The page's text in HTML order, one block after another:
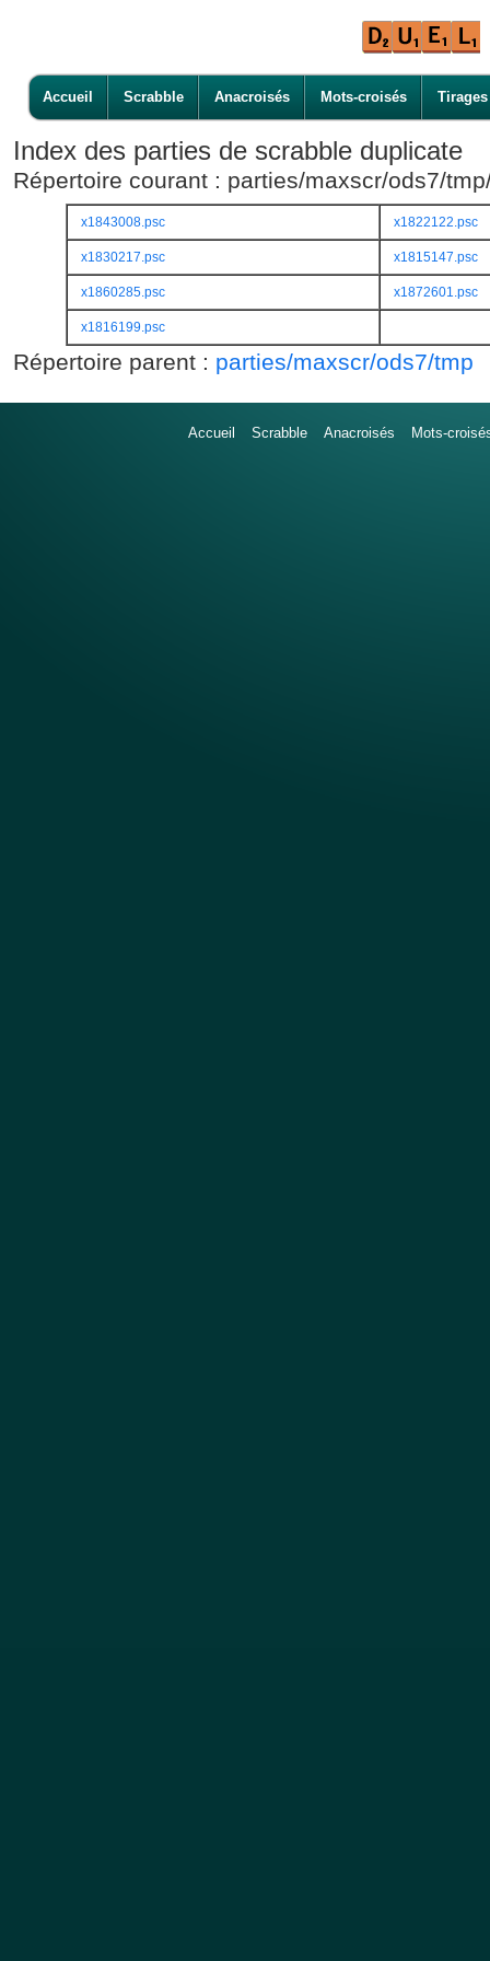
Accueil Scrabble Anacroisés Mots-croisés Tirages
Index des parties de scrabble duplicate
Répertoire courant : parties/maxscr/ods7/
x1843008.psc x1822122.psc
x1830217.psc x1815147.psc
x1860285.psc x1872601.psc
x1816199.psc
Répertoire parent : parties/maxscr/ods7/tmp
Accueil Scrabble Anacroisés Mots-